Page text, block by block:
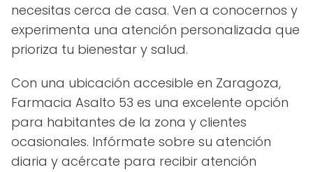
necesitas cerca de casa. Ven a conocernos y
experimenta una atención personalizada que
prioriza tu bienestar y salud.
Con una ubicación accesible en Zaragoza,
Farmacia Asalto 53 es una excelente opción
para habitantes de la zona y clientes
ocasionales. Infórmate sobre su atención
diaria y acércate para recibir atención